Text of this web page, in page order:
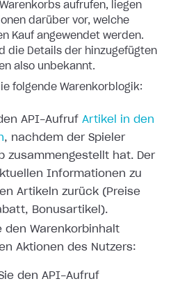
aufrufen, liegen
darüber vor, welche
Kauf angewendet werden.
die Details der hinzugefügten
also unbekannt.
folgende Warenkorblogik:
API-Aufruf Artikel in den
, nachdem der Spieler
zusammengestellt hat. Der
Informationen zu
Artikeln zurück (Preise
Bonusartikel).
den Warenkorbinhalt
Aktionen des Nutzers:
den API-Aufruf